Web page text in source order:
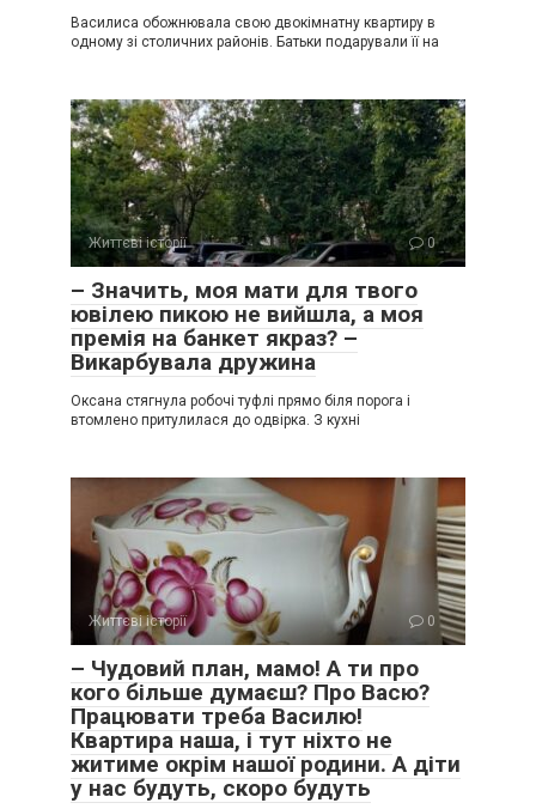
Василиса обожнювала свою двокімнатну квартиру в
одному зі столичних районів. Батьки подарували її на
Життєві історії 0
– Значить, моя мати для твого
ювілею пикою не вийшла, а моя
премія на банкет якраз? –
Викарбувала дружина
Оксана стягнула робочі туфлі прямо біля порога і
втомлено притулилася до одвірка. З кухні
Життєві історії 0
– Чудовий план, мамо! А ти про
кого більше думаєш? Про Васю?
Працювати треба Василю!
Квартира наша, і тут ніхто не
житиме окрім нашої родини. А діти
у нас будуть, скоро будуть